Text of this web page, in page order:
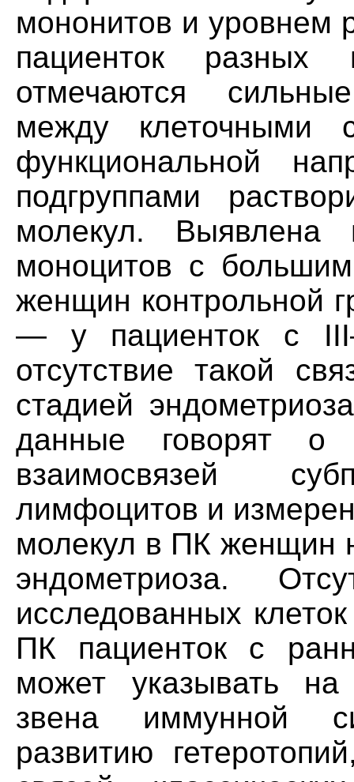
мононитов и уровнем
пациенток разных
отмечаются
между клеточными
функциональной
подгруппами
молекул. Выявлена
моноцитов с
женщин контрольной
— у пациенток с
отсутствие такой
стадией
данные говорят о
взаимосвязей
лимфоцитов и
молекул в ПК женщин
эндометриоза.
исследованных
ПК пациенток с
может указывать
звена иммунной
развитию